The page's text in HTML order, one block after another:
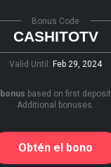
CASHITOTV
Bonus Code
Valid Until: Feb 29, 2024
based on first
Additional bonuses.
Obtén el bono